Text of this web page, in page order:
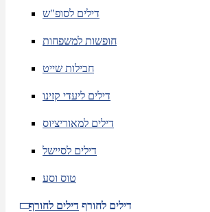
דילים לסופ"ש
חופשות למשפחות
חבילות שייט
דילים ליעדי קזינו
דילים למאוריציוס
דילים לסיישל
טוס וסע
דילים לחורף דילים לחורף